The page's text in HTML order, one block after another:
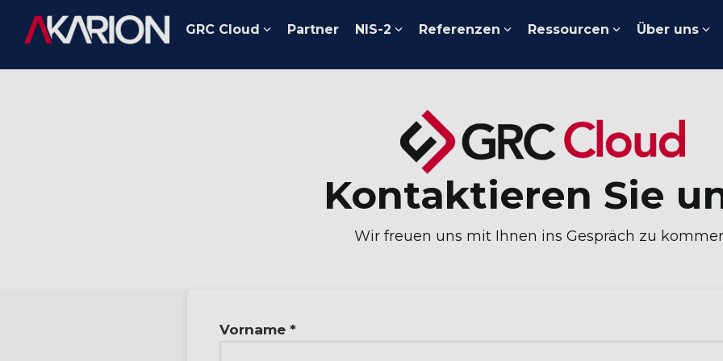
content.
GRC Cloud Partner NIS-2 Referenzen Ressourcen Über uns
Kontaktieren Sie
Wir freuen uns mit Ihnen ins Gespräch zu
Vorname *